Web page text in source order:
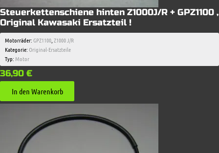
Steuerkettenschiene hinten Z1000J/R + GPZ1100 ,
Original Kawasaki Ersatzteil !
Motorräder:GPZ1100 Z1000 J/R
Kategorie:Original-Ersatzteile
Typ: Motor
36,90 €
In den Warenkorb